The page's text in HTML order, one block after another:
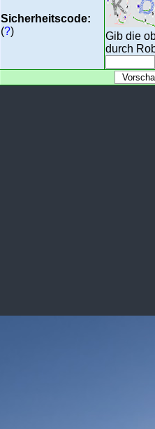
Sicherheitscode:
(?)
Gib die
durch